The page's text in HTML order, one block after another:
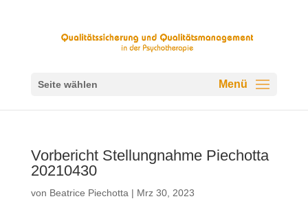
Seite wählen
Vorbericht Stellungnahme Piechotta
20210430
von Beatrice Piechotta | Mrz 30, 2023